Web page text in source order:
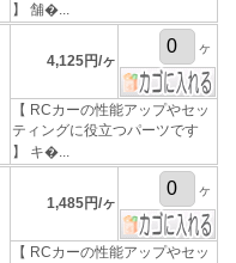
】 舗�...
4,125円/ヶ
ヶ
【 RCカーの性能アップやセッ
ティングに役立つパーツです
】 キ�...
1,485円/ヶ
ヶ
【 RCカーの性能アップやセッ